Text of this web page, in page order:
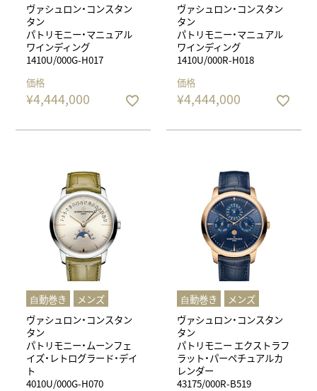
ヴァシュロン・コンスタン
タン
パトリモニー・マニュアル
ワインディング
1410U/000G-H017
価格
¥4,444,000
ヴァシュロン・コンスタン
タン
パトリモニー・マニュアル
ワインディング
1410U/000R-H018
価格
¥4,444,000
⾃動巻き
メンズ
ヴァシュロン・コンスタン
タン
パトリモニー・ムーンフェ
イズ・レトログラード・デイ
ト
4010U/000G-H070
⾃動巻き
メンズ
ヴァシュロン・コンスタン
タン
パトリモニー エクストラフ
ラット・パーペチュアルカ
レンダー
43175/000R-B519